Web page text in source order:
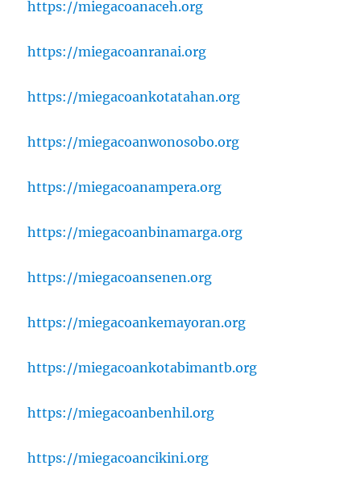
https://miegacoanaceh.org
https://miegacoanranai.org
https://miegacoankotatahan.org
https://miegacoanwonosobo.org
https://miegacoanampera.org
https://miegacoanbinamarga.org
https://miegacoansenen.org
https://miegacoankemayoran.org
https://miegacoankotabimantb.org
https://miegacoanbenhil.org
https://miegacoancikini.org